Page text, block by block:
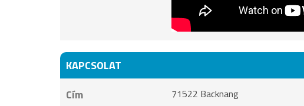
KAPCSOLAT
Cím
71522 Backnang